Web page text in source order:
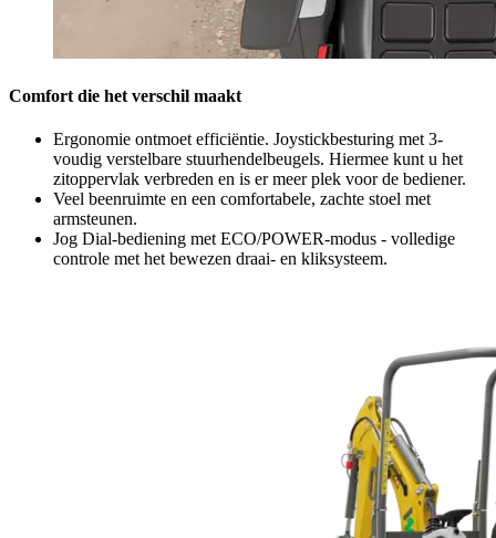
Comfort die het verschil maakt
Ergonomie ontmoet efficiëntie. Joystickbesturing met 3-
voudig verstelbare stuurhendelbeugels. Hiermee kunt u het
zitoppervlak verbreden en is er meer plek voor de bediener.
Veel beenruimte en een comfortabele, zachte stoel met
armsteunen.
Jog Dial-bediening met ECO/POWER-modus - volledige
controle met het bewezen draai- en kliksysteem.